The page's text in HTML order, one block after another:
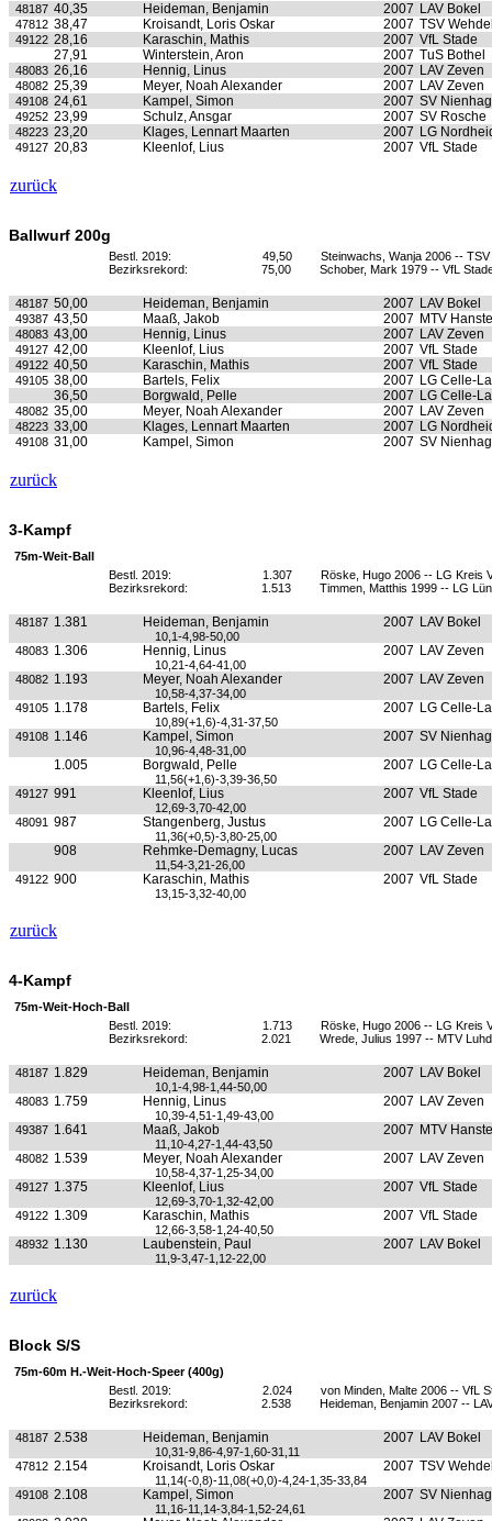
48187 40,35 Heideman, Benjamin 2007 LAV Bokel
47812 38,47 Kroisandt, Loris Oskar 2007 TSV
49122 28,16 Karaschin, Mathis 2007 VfL Stade
27,91
Winterstein, Aron 2007 TuS Bothel
48083 26,16 Hennig, Linus 2007 LAV Zeven
48082 25,39 Meyer, Noah Alexander 2007 LAV Zeven
49108 24,61 Kampel, Simon 2007 SV
49252 23,99 Schulz, Ansgar 2007 SV Rosche
48223 23,20 Klages, Lennart Maarten 2007 LG
49127 20,83 Kleenlof, Lius 2007 VfL Stade
zurück
Ballwurf 200g
Bestl. 2019: 49,50
Steinwachs, Wanja 2006 --
Bezirksrekord:
75,00 Schober, Mark 1979 -- VfL
48187 50,00 Heideman, Benjamin 2007 LAV Bokel
49387 43,50 Maaß, Jakob 2007 MTV
48083 43,00 Hennig, Linus 2007 LAV Zeven
49127 42,00 Kleenlof, Lius 2007 VfL Stade
49122 40,50 Karaschin, Mathis 2007 VfL Stade
49105 38,00 Bartels, Felix 2007 LG Celle-
36,50
Borgwald, Pelle 2007 LG Celle-
48082 35,00 Meyer, Noah Alexander 2007 LAV Zeven
48223 33,00 Klages, Lennart Maarten 2007 LG
49108 31,00 Kampel, Simon 2007 SV
zurück
3-Kampf
75m-Weit-Ball
Bestl. 2019:
1.307
Röske, Hugo 2006 -- LG Kreis
Bezirksrekord:
1.513 Timmen, Matthis 1999 -- LG
48187 1.381 Heideman, Benjamin 2007 LAV Bokel
10,1-4,98-50,00
48083 1.306 Hennig, Linus 2007 LAV Zeven
10,21-4,64-41,00
48082 1.193 Meyer, Noah Alexander 2007 LAV Zeven
10,58-4,37-34,00
49105 1.178 Bartels, Felix 2007 LG Celle-
10,89(+1,6)-4,31-37,50
49108 1.146 Kampel, Simon 2007 SV
10,96-4,48-31,00
1.005 Borgwald, Pelle 2007 LG Celle-
11,56(+1,6)-3,39-36,50
49127 991 Kleenlof, Lius 2007 VfL Stade
12,69-3,70-42,00
48091 987 Stangenberg, Justus 2007 LG Celle-
11,36(+0,5)-3,80-25,00
908 Rehmke-Demagny, Lucas 2007 LAV Zeven
11,54-3,21-26,00
49122 900 Karaschin, Mathis 2007 VfL Stade
13,15-3,32-40,00
zurück
4-Kampf
75m-Weit-Hoch-Ball
Bestl. 2019:
1.713
Röske, Hugo 2006 -- LG Kreis
Bezirksrekord:
2.021 Wrede, Julius 1997 -- MTV
48187 1.829 Heideman, Benjamin 2007 LAV Bokel
10,1-4,98-1,44-50,00
48083 1.759 Hennig, Linus 2007 LAV Zeven
10,39-4,51-1,49-43,00
49387 1.641 Maaß, Jakob 2007 MTV
11,10-4,27-1,44-43,50
48082 1.539 Meyer, Noah Alexander 2007 LAV Zeven
10,58-4,37-1,25-34,00
49127 1.375 Kleenlof, Lius 2007 VfL Stade
12,69-3,70-1,32-42,00
49122 1.309 Karaschin, Mathis 2007 VfL Stade
12,66-3,58-1,24-40,50
48932 1.130 Laubenstein, Paul 2007 LAV Bokel
11,9-3,47-1,12-22,00
zurück
Block S/S
75m-60m H.-Weit-Hoch-Speer (400g)
Bestl. 2019:
2.024
von Minden, Malte 2006 -- VfL
Bezirksrekord:
2.538 Heideman, Benjamin 2007 --
48187 2.538 Heideman, Benjamin 2007 LAV Bokel
10,31-9,86-4,97-1,60-31,11
47812 2.154 Kroisandt, Loris Oskar 2007 TSV
11,14(-0,8)-11,08(+0,0)-4,24-1,35-33,84
49108 2.108 Kampel, Simon 2007 SV
11,16-11,14-3,84-1,52-24,61